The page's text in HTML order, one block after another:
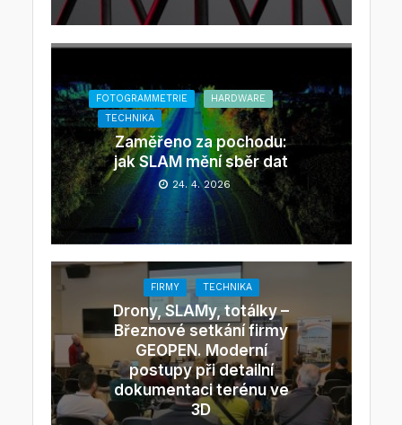
FOTOGRAMMETRIE
HARDWARE
TECHNIKA
Zaměřeno za pochodu:
jak SLAM mění sběr dat
24. 4. 2026
FIRMY TECHNIKA
Drony, SLAMy, totálky –
Březnové setkání firmy
GEOPEN. Moderní
postupy při detailní
dokumentaci terénu ve
3D